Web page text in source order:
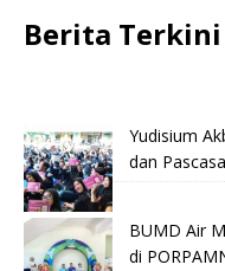
Berita Terkini
Yudisium
dan
BUMD Air
di